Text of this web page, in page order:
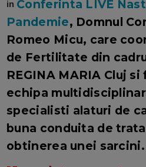
in Conferinta LIVE
Pandemie, Domnul
Romeo Micu, care
de Fertilitate din
REGINA MARIA Cluj
echipa
specialisti alaturi de
buna conduita de
obtinerea unei sarcini.